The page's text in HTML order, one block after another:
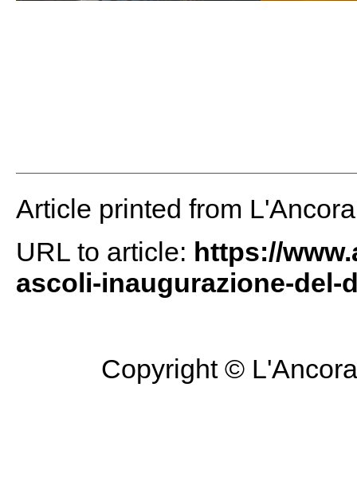
Article printed from
URL to article: https://
ascoli-inaugurazione-del-
Copyright ©